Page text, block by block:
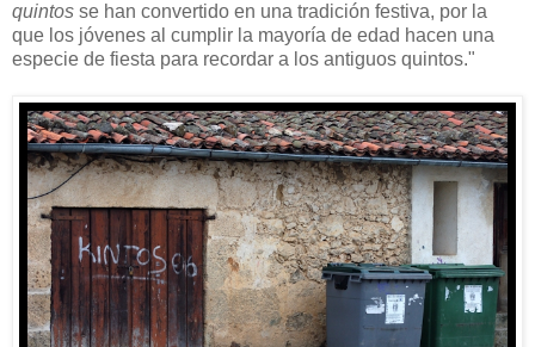
quintos se han convertido en una tradición festiva, por la
que los jóvenes al cumplir la mayoría de edad hacen una
especie de fiesta para recordar a los antiguos quintos."